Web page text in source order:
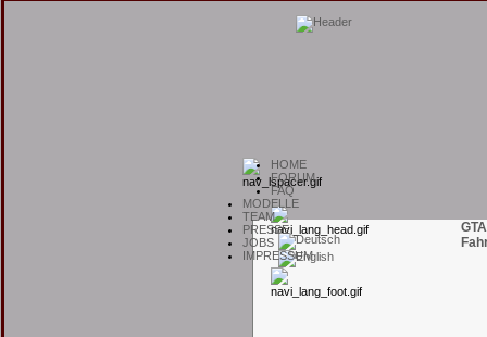
HOME
FORUM
FAQ
MODELLE
TEAM
PRESSE
JOBS
IMPRESSUM